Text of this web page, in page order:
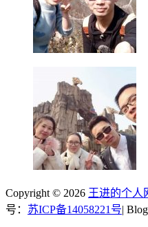
Copyright © 2026 王进的个人
号： 苏ICP备14058221号|